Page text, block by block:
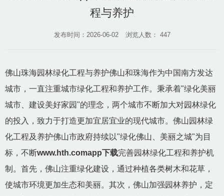
程与养护
发布时间：2026-06-02 浏览人数： 447
佛山珠海园林绿化工程与养护佛山和珠海作为中国南方发达
城市，一直注重城市绿化工程和养护工作。秉承着"绿化美丽
城市、建设美好家园"的理念，两个城市不断加大对园林绿化
的投入，致力于打造更加宜居宜业的现代城市。佛山园林绿
化工程及养护佛山市政府持续以"绿化佛山、美丽之城"为目
标，不断www.hth.comapp下载完善园林绿化工程和养护机
制。首先，佛山注重绿化建设，通过种植各类树木和花草，
使城市环境更加生态和美丽。其次，佛山加强园林养护，定